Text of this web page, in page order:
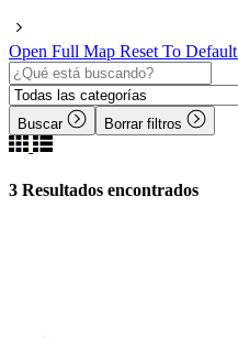
Open Full Map Reset To Default
Buscar Borrar filtros
3 Resultados encontrados